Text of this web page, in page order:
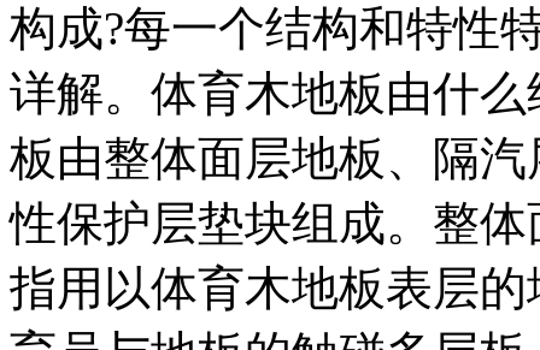
构成?每一个结构和特性
详解。体育木地板由什
板由整体面层地板、隔
性保护层垫块组成。整
指用以体育木地板表层